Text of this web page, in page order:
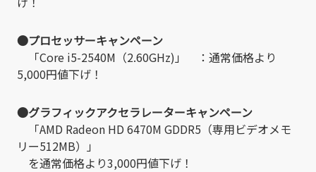
●プロセッサーキャンペーン
「Core i5-2540M（2.60GHz)」 ：通常価格より
5,000円値下げ！
●グラフィックアクセラレーターキャンペーン
「AMD Radeon HD 6470M GDDR5（専用ビデオメモ
リー512MB）」
を通常価格より3,000円値下げ！